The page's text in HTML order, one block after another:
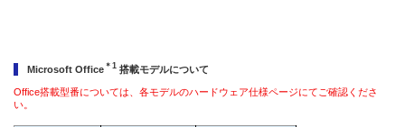
Microsoft Office ＊1搭載モデルについて
Office搭載型番については、各モデルのハードウェア仕様ページにてご確認くださ
い。